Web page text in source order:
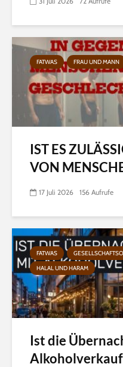
FATWAS FRAU UND MANN
IST ES
VON
17 Juli 2026 156 Aufrufe
FATWAS
HALAL UND HARAM
Ist die